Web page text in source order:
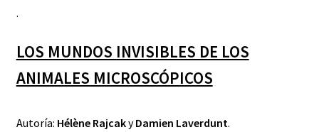
.
LOS MUNDOS INVISIBLES DE LOS
ANIMALES MICROSCÓPICOS
Autoría: Hélène RajcakyDamien Laverdunt.